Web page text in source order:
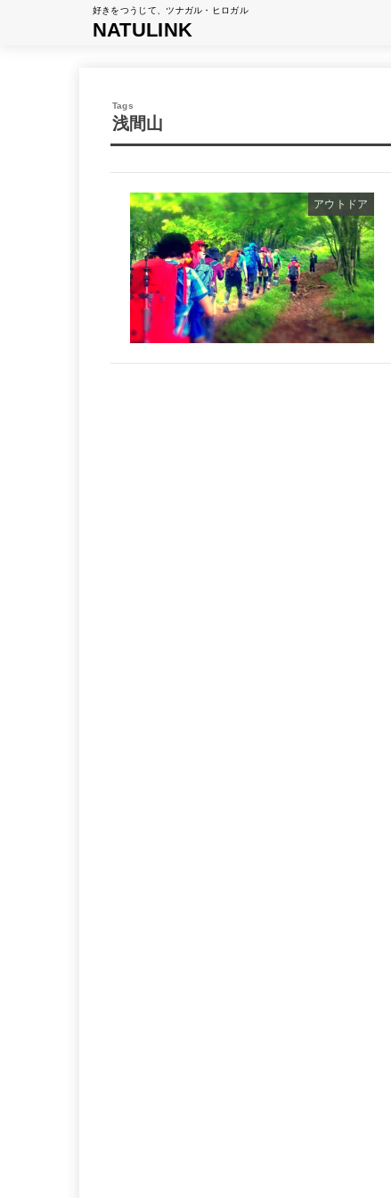
好きをつうじて、ツナガル・ヒロガル
NATULINK
浅間山
アウトドア